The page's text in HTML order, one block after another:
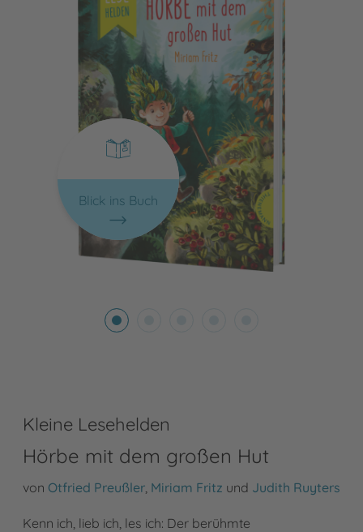
Blick ins Buch
Kleine Lesehelden
Hörbe mit dem großen Hut
von Otfried Preußler Miriam Fritz und Judith Ruyters
Kenn ich, lieb ich, les ich: Der berühmte